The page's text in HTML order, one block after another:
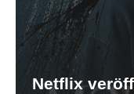
Netflix